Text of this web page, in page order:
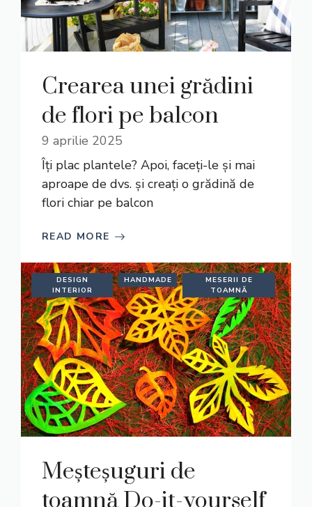
Crearea unei grădini
de flori pe balcon
9 aprilie 2025
Îți plac plantele? Apoi, faceți-le și mai
aproape de dvs. și creați o grădină de
flori chiar pe balcon
READ MORE
DESIGN
INTERIOR
HANDMADE
MESERII DE
TOAMNĂ
Meșteșuguri de
toamnă Do-it-yourself